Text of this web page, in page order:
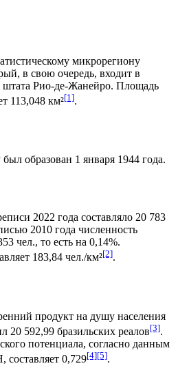
микрорегиону
в свою очередь, входит в
Рио-де-Жанейро. Площадь
113,048 км²[1].
образован 1 января 1944 года.
2022 года составляло 20 783
2010 года численность
чел., то есть на 0,14%.
183,84 чел./км²[2].
продукт на душу населения
20 592,99 бразильских реалов[3].
потенциала, согласно данным
, составляет 0,729[4][5].